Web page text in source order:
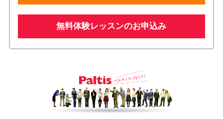
無料体験レッスンのお申込み